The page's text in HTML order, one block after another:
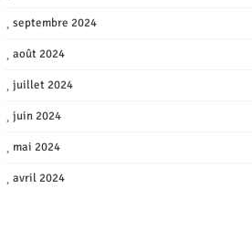
septembre 2024
août 2024
juillet 2024
juin 2024
mai 2024
avril 2024